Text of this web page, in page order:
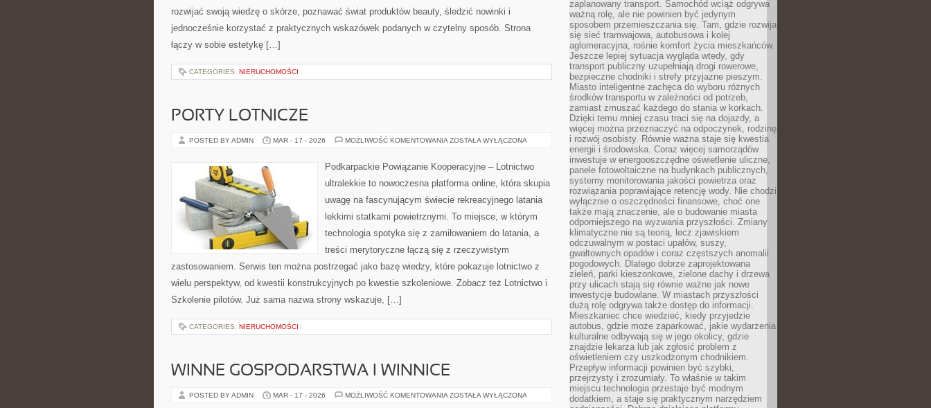
rozwijać swoją wiedzę o skórze, poznawać świat produktów beauty, śledzić nowinki i
jednocześnie korzystać z praktycznych wskazówek podanych w czytelny sposób. Strona
łączy w sobie estetykę […]
CATEGORIES: NIERUCHOMOŚCI
PORTY LOTNICZE
POSTED BY ADMIN MAR - 17 - 2026 MOŻLIWOŚĆ KOMENTOWANIA PORTY
ZOSTAŁA WYŁĄCZONA
Podkarpackie Powiązanie Kooperacyjne – Lotnictwo
ultralekkie to nowoczesna platforma online, która skupia
uwagę na fascynującym świecie rekreacyjnego latania
lekkimi statkami powietrznymi. To miejsce, w którym
technologia spotyka się z zamiłowaniem do latania, a
treści merytoryczne łączą się z rzeczywistym
zastosowaniem. Serwis ten można postrzegać jako bazę wiedzy, które pokazuje lotnictwo z
wielu perspektyw, od kwestii konstrukcyjnych po kwestie szkoleniowe. Zobacz też Lotnictwo i
Szkolenie pilotów. Już sama nazwa strony wskazuje, […]
CATEGORIES: NIERUCHOMOŚCI
WINNE GOSPODARSTWA I WINNICE
POSTED BY ADMIN MAR - 17 - 2026 MOŻLIWOŚĆ KOMENTOWANIA WINNE
ZOSTAŁA WYŁĄCZONA
zaplanowany transport. Samochód wciąż odgrywa
ważną rolę, ale nie powinien być jedynym
sposobem przemieszczania się. Tam, gdzie rozwija
się sieć tramwajowa, autobusowa i kolej
aglomeracyjna, rośnie komfort życia mieszkańców.
Jeszcze lepiej sytuacja wygląda wtedy, gdy
transport publiczny uzupełniają drogi rowerowe,
bezpieczne chodniki i strefy przyjazne pieszym.
Miasto inteligentne zachęca do wyboru różnych
środków transportu w zależności od potrzeb,
zamiast zmuszać każdego do stania w korkach.
Dzięki temu mniej czasu traci się na dojazdy, a
więcej można przeznaczyć na odpoczynek, rodzinę
i rozwój osobisty. Równie ważna staje się kwestia
energii i środowiska. Coraz więcej samorządów
inwestuje w energooszczędne oświetlenie uliczne,
panele fotowoltaiczne na budynkach publicznych,
systemy monitorowania jakości powietrza oraz
rozwiązania poprawiające retencję wody. Nie chodzi
wyłącznie o oszczędności finansowe, choć one
także mają znaczenie, ale o budowanie miasta
odporniejszego na wyzwania przyszłości. Zmiany
klimatyczne nie są teorią, lecz zjawiskiem
odczuwalnym w postaci upałów, suszy,
gwałtownych opadów i coraz częstszych anomalii
pogodowych. Dlatego dobrze zaprojektowana
zieleń, parki kieszonkowe, zielone dachy i drzewa
przy ulicach stają się równie ważne jak nowe
inwestycje budowlane. W miastach przyszłości
dużą rolę odgrywa także dostęp do informacji.
Mieszkaniec chce wiedzieć, kiedy przyjedzie
autobus, gdzie może zaparkować, jakie wydarzenia
kulturalne odbywają się w jego okolicy, gdzie
znajdzie lekarza lub jak zgłosić problem z
oświetleniem czy uszkodzonym chodnikiem.
Przepływ informacji powinien być szybki,
przejrzysty i zrozumiały. To właśnie w takim
miejscu technologia przestaje być modnym
dodatkiem, a staje się praktycznym narzędziem